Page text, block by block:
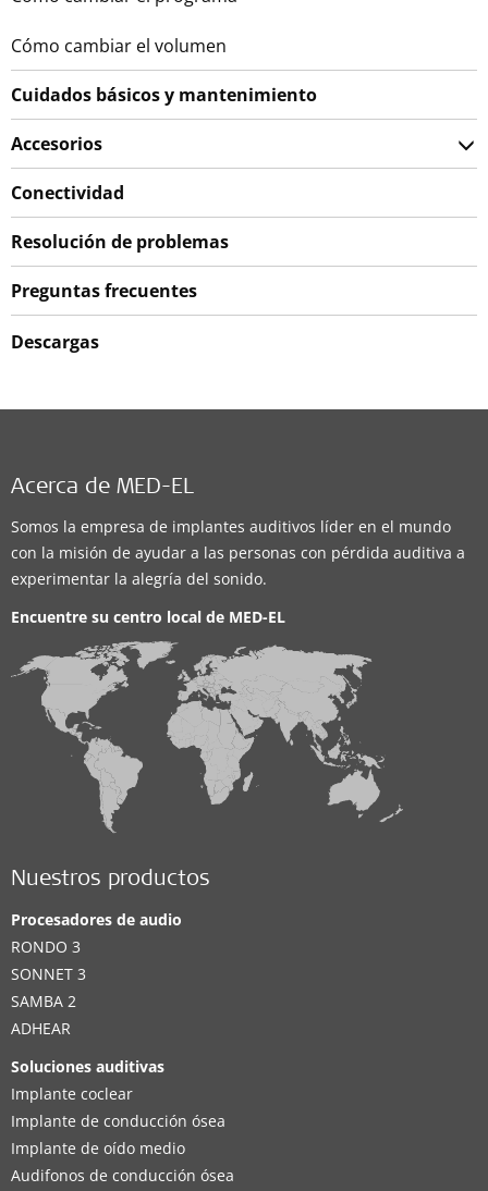
Cómo cambiar el volumen
Cuidados básicos y mantenimiento
Accesorios
Conectividad
Resolución de problemas
Preguntas frecuentes
Descargas
Acerca de MED-EL
Somos la empresa de implantes auditivos líder en el mundo
con la misión de ayudar a las personas con pérdida auditiva a
experimentar la alegría del sonido.
Encuentre su centro local de MED-EL
Nuestros productos
Procesadores de audio
RONDO 3
SONNET 3
SAMBA 2
ADHEAR
Soluciones auditivas
Implante coclear
Implante de conducción ósea
Implante de oído medio
Audifonos de conducción ósea